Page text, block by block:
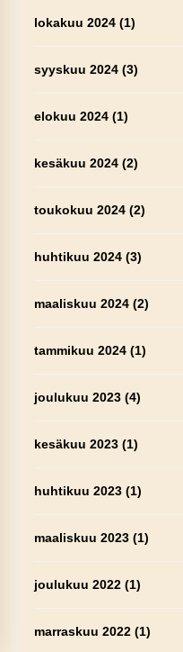
lokakuu 2024(1)
syyskuu 2024(3)
elokuu 2024(1)
kesäkuu 2024(2)
toukokuu 2024(2)
huhtikuu 2024(3)
maaliskuu 2024(2)
tammikuu 2024(1)
joulukuu 2023(4)
kesäkuu 2023(1)
huhtikuu 2023(1)
maaliskuu 2023(1)
joulukuu 2022(1)
marraskuu 2022(1)